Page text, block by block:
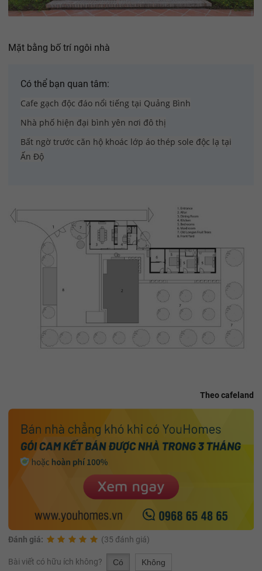
Mặt bằng bố trí ngôi nhà
Có thể bạn quan tâm:
Cafe gạch độc đáo nổi tiếng tại Quảng Bình
Nhà phố hiện đại bình yên nơi đô thị
Bất ngờ trước căn hộ khoác lớp áo thép sole độc lạ tại
Ấn Độ
Theo cafeland
Đánh giá: (35 đánh giá)
Bài viết có hữu ích không? Có Không